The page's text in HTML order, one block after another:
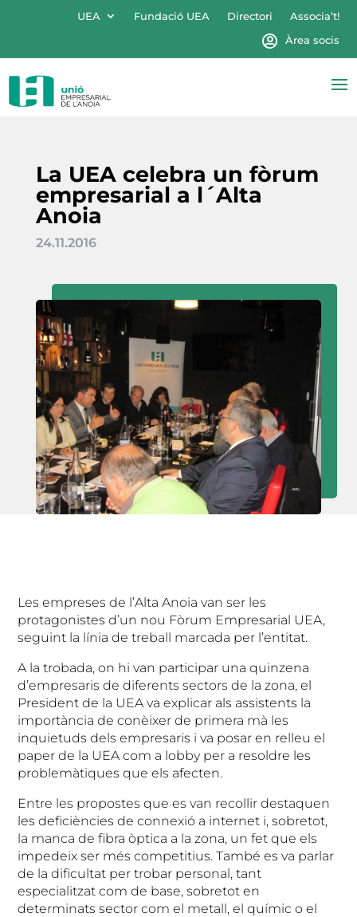
UEA Fundació UEA Directori
Associa’t!
Àrea socis
La UEA celebra un fòrum
empresarial a l´Alta
Anoia
24.11.2016
Les empreses de l’Alta Anoia van ser les
protagonistes d’un nou Fòrum Empresarial UEA,
seguint la línia de treball marcada per l’entitat.
A la trobada, on hi van participar una quinzena
d’empresaris de diferents sectors de la zona, el
President de la UEA va explicar als assistents la
importància de conèixer de primera mà les
inquietuds dels empresaris i va posar en relleu el
paper de la UEA com a lobby per a resoldre les
problemàtiques que els afecten.
Entre les propostes que es van recollir destaquen
les deficiències de connexió a internet i, sobretot,
la manca de fibra òptica a la zona, un fet que els
impedeix ser més competitius. També es va parlar
de la dificultat per trobar personal, tant
especialitzat com de base, sobretot en
determinats sector com el metall, el químic o el